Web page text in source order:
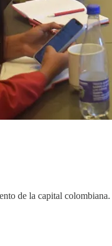
de la capital colombiana.